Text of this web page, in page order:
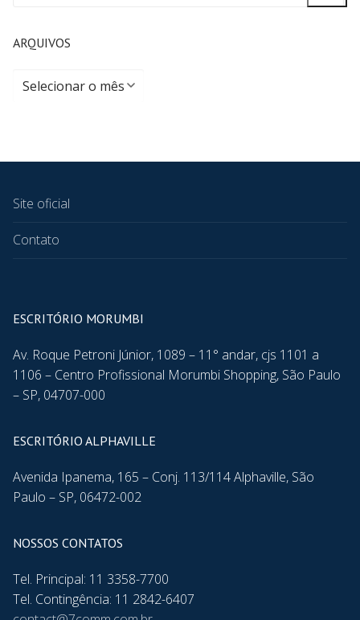
ARQUIVOS
Site oficial
Contato
ESCRITÓRIO MORUMBI
Av. Roque Petroni Júnior, 1089 – 11° andar, cjs 1101 a
1106 – Centro Profissional Morumbi Shopping, São Paulo
– SP, 04707-000
ESCRITÓRIO ALPHAVILLE
Avenida Ipanema, 165 – Conj. 113/114 Alphaville, São
Paulo – SP, 06472-002
NOSSOS CONTATOS
Tel. Principal: 11 3358-7700
Tel. Contingência: 11 2842-6407